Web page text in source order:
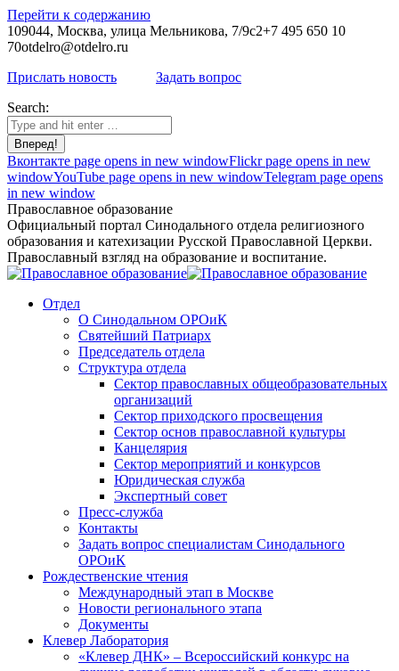
Перейти к содержанию
109044, Москва, улица Мельникова, 7/9с2+7 495 650 10
70otdelro@otdelro.ru
Прислать новость
Задать вопрос
Search:
Вконтакте page opens in new windowFlickr page opens in new
windowYouTube page opens in new windowTelegram page opens
in new window
Православное образование
Официальный портал Синодального отдела религиозного
образования и катехизации Русской Православной Церкви.
Православный взгляд на образование и воспитание.
Отдел
О Синодальном ОРОиК
Святейший Патриарх
Председатель отдела
Структура отдела
Сектор православных общеобразовательных
организаций
Сектор приходского просвещения
Сектор основ православной культуры
Канцелярия
Сектор мероприятий и конкурсов
Юридическая служба
Экспертный совет
Пресс-служба
Контакты
Задать вопрос специалистам Синодального
ОРОиК
Рождественские чтения
Международный этап в Москве
Новости регионального этапа
Документы
Клевер Лаборатория
«Клевер ДНК» – Всероссийский конкурс на